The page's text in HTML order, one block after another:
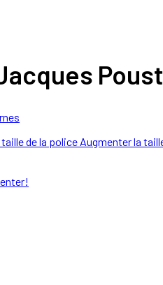
taille de la police Augmenter la